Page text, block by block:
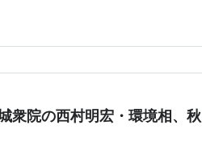
参拝せず、自民党総裁として玉串料
院の西村明宏・環境相、秋